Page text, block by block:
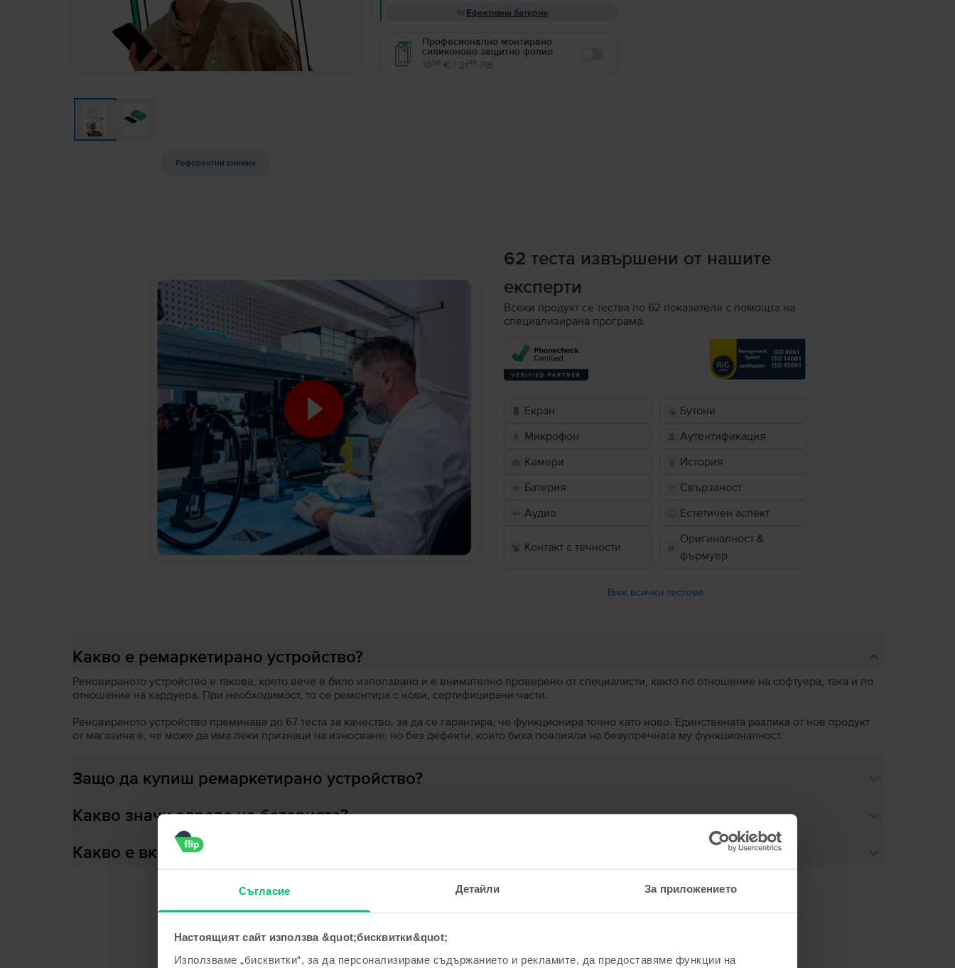
Съгласие Детайли За приложението
Настоящият сайт използва &quot;бисквитки&quot;
Използваме „бисквитки“, за да персонализираме съдържанието и рекламите, да предоставяме функции на
Референтни снимки
Ефективна батерия
Професионално монтирано
силиконово защитно фолио
1099 € / 2149 ЛВ
62 теста извършени от нашите
експерти
Всеки продукт се тества по 62 показателя с помощта на
специализирана програма.
Екран
Бутони
Микрофон
Аутентификация
Камери
История
Батерия
Свързаност
Аудио
Естетичен аспект
Контакт с течности
Оригиналност &
фърмуер
Виж всички тестове
Какво е ремаркетирано устройство?
Реновираното устройство е такова, което вече е било използвано и е внимателно проверено от специалисти, както по отношение на софтуера, така и по
отношение на хардуера. При необходимост, то се ремонтира с нови, сертифицирани части.
Реновираното устройство преминава до 67 теста за качество, за да се гарантира, че функционира точно като ново. Единствената разлика от нов продукт
от магазина е, че може да има леки признаци на износване, но без дефекти, които биха повлияли на безупречната му функционалност.
Защо да купиш ремаркетирано устройство?
Какво значи здраве на батерията?
Какво е включено в кутията?
Сходни продукти с твоето търсене